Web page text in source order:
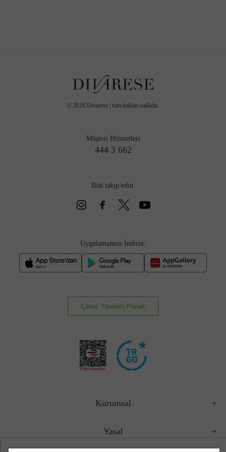
© 2026 Divarese | tüm hakları saklıdır.
Müşteri Hizmetleri
444 3 662
Bizi takip edin:
Uygulamamızı İndirin:
Çerez Yönetim Paneli
Kurumsal
Yasal